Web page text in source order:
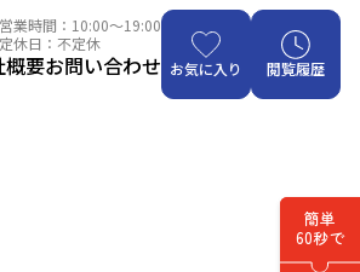
営業時間：10:00～19:00
定休日：不定休
概要お問い合わせ お気に入り 閲覧履歴
簡単
60秒で